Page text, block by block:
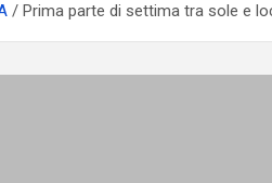
Prima parte di settima tra sole e